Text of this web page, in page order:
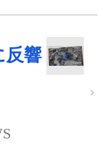
反響